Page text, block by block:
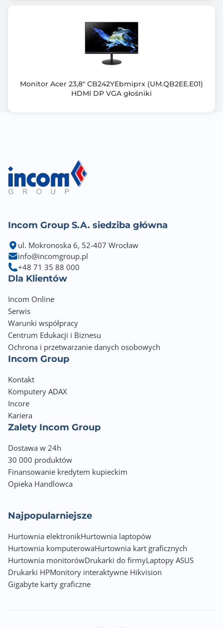
Kensington Lock
Obrotowy ekran [pivot]
Nie
-5° / +23°
Montaż VESA
75 x 75
Pobór energii (podczas pracy)
21.00 W
Pobór energii (tryb czuwania)
0.50 W
Wbudowany zasilacz
Tak
Czarny (Black)
Wyposażenie dodatkowe
Kable (zasilający, HDMI), zasilacz, instrukcja, karta
gwarancyjna
Wymiary z podstawą [S x W x G] (mm)
612.3 x 433.5 x 209.8
612.3 x 365.7 x 38.5
Waga z podstawą (kg)
3.50
Waga bez podstawy (kg)
3.10
Monitor Acer 23,8" CB242YEbmiprx (UM.QB2EE.E01)
HDMI DP VGA głośniki
Incom Group S.A. siedziba główna
ul. Mokronoska 6, 52-407 Wrocław
info@incomgroup.pl
+48 71 35 88 000
Dla Klientów
Incom Online
Serwis
Warunki współpracy
Centrum Edukacji i Biznesu
Ochrona i przetwarzanie danych osobowych
Incom Group
Kontakt
Komputery ADAX
Incore
Kariera
Zalety Incom Group
Dostawa w 24h
30 000 produktów
Finansowanie kredytem kupieckim
Opieka Handlowca
Najpopularniejsze
Hurtownia elektronikHurtownia laptopów
Hurtownia komputerowaHurtownia kart graficznych
Hurtownia monitorówDrukarki do firmyLaptopy ASUS
Drukarki HPMonitory interaktywne Hikvision
Gigabyte karty graficzne